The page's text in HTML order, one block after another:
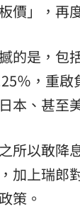
板價」，
的是，包
％，重啟
本、甚至
所以敢降
加上瑞郎
策。